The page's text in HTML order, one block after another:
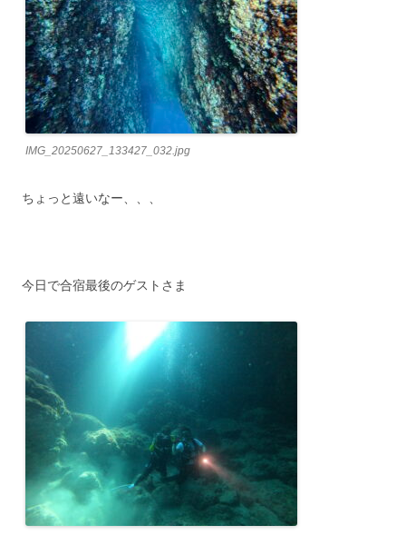
IMG_20250627_133427_032.jpg
ちょっと遠いなー、、、
今日で合宿最後のゲストさま